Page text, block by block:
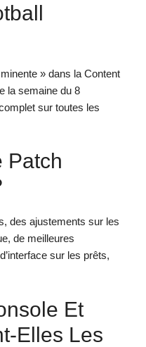
» dans la Content
la semaine du 8
sur toutes les
Patch
des ajustements sur les
de meilleures
sur les prêts,
Et
Elles Les